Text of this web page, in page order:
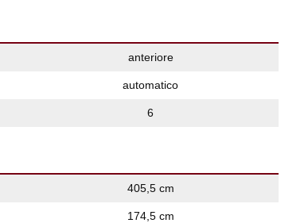
anteriore
automatico
6
405,5 cm
174,5 cm